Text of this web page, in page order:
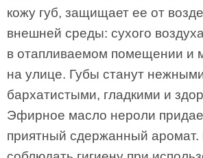
кожу губ, защищает ее от
внешней среды: сухого воздуха
в отапливаемом помещении и
на улице. Губы станут
бархатистыми, гладкими и
Эфирное масло нероли
приятный сдержанный аромат.